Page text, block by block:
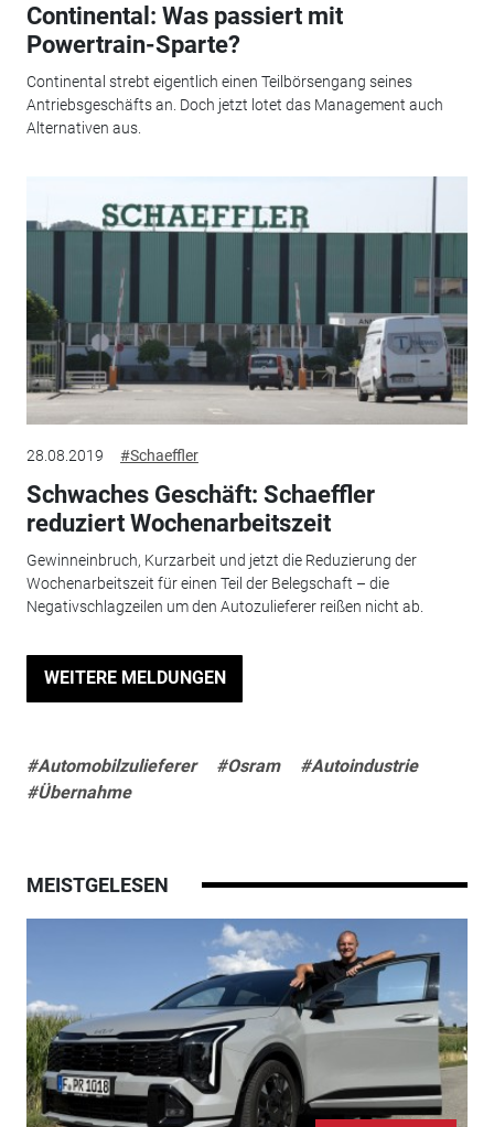
Continental: Was passiert mit
Powertrain-Sparte?
Continental strebt eigentlich einen Teilbörsengang seines
Antriebsgeschäfts an. Doch jetzt lotet das Management auch
Alternativen aus.
28.08.2019 #Schaeffler
Schwaches Geschäft: Schaeffler
reduziert Wochenarbeitszeit
Gewinneinbruch, Kurzarbeit und jetzt die Reduzierung der
Wochenarbeitszeit für einen Teil der Belegschaft – die
Negativschlagzeilen um den Autozulieferer reißen nicht ab.
WEITERE MELDUNGEN
#Automobilzulieferer #Osram
#Autoindustrie
#Übernahme
MEISTGELESEN